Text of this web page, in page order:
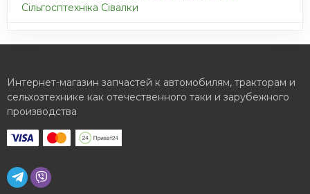
Сільгосптехніка Сівалки
Интернет-магазин запчастей к автомобилям, тракторам и
сельхозтехнике как отечественного таки и зарубежного
производства